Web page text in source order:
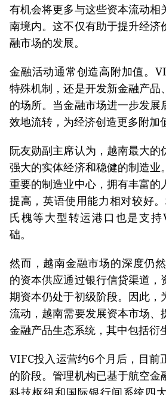
有机会将更多与这些资本流动相
南境内。这不仅有助于提升经济
融市场的发展。
金融活动通常创造高附加值。
特殊机制，还是开发新金融产品
的场所。当金融市场进一步发展
效地流转，为经济创造更多附加
阮友勋副主席认为，越南最大的
强大的实体经济和稳健的制造业
重要的制造业中心，拥有丰富的
提高，英语使用能力相对较好
氏槐等大型转运港口也是支持
础。
然而，越南金融市场的深度仍
的资本供应通过银行信贷渠道，
期资本仍处于初级阶段。因此，
流动，越南需要发展资本市场、
金融产品生态系统，其中包括衍
VIFC投入运营约6个月后，目前
的阶段。管理机构已基于航空金